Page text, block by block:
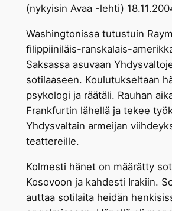
(nykyisin Avaa -lehti)
Washingtonissa tutustuin
filippiiniläis-ranskalais-
Saksassa asuvaan
sotilaaseen. Koulutukseltaan
psykologi ja räätäli. Rauhan
Frankfurtin lähellä ja tekee
Yhdysvaltain armeijan
teattereille.
Kolmesti hänet on määrätty
Kosovoon ja kahdesti Irakiin.
auttaa sotilaita heidän